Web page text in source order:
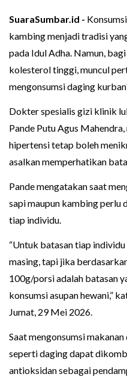
SuaraSumbar.id - Konsumsi
kambing menjadi tradisi
pada Idul Adha. Namun,
kolesterol tinggi, muncul
mengonsumsi daging
Dokter spesialis gizi klinik
Pande Putu Agus
hipertensi tetap boleh
asalkan memperhatikan
Pande mengatakan saat
sapi maupun kambing perlu
tiap individu.
“Untuk batasan tiap
masing, tapi jika
100g/porsi adalah batasan
konsumsi asupan hewani,”
Jumat, 29 Mei 2026.
Saat mengonsumsi
seperti daging dapat
antioksidan sebagai